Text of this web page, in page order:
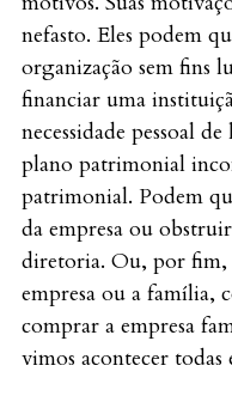
nefasto. Eles podem
organização sem fins
financiar uma
necessidade pessoal
plano patrimonial
patrimonial. Podem
da empresa ou
diretoria. Ou, por fim,
empresa ou a família,
comprar a empresa
vimos acontecer todas